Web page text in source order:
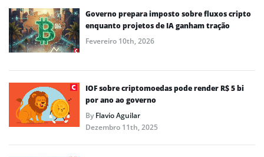
Governo prepara imposto sobre fluxos cripto
enquanto projetos de IA ganham tração
Fevereiro 10th, 2026
IOF sobre criptomoedas pode render R$ 5 bi
por ano ao governo
ByFlavio Aguilar
Dezembro 11th, 2025